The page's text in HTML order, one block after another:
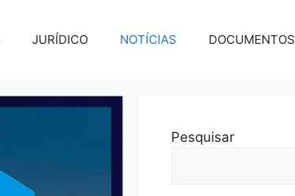
JURÍDICO NOTÍCIAS DOCUMENTOS
Pesquisar